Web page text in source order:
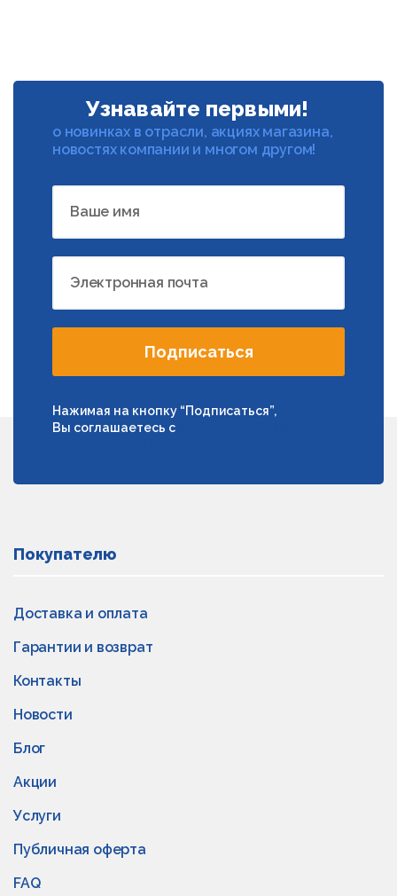
Узнавайте первыми!
о новинках в отрасли, акциях магазина,
новостях компании и многом другом!
Ваше имя
Электронная почта
Подписаться
Нажимая на кнопку “Подписаться”,
Вы соглашаетесь с
Покупателю
Доставка и оплата
Гарантии и возврат
Контакты
Новости
Блог
Акции
Услуги
Публичная оферта
FAQ